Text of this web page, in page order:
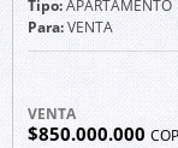
Tipo:APARTAMENTO
Para:VENTA
VENTA
$850.000.000 COP